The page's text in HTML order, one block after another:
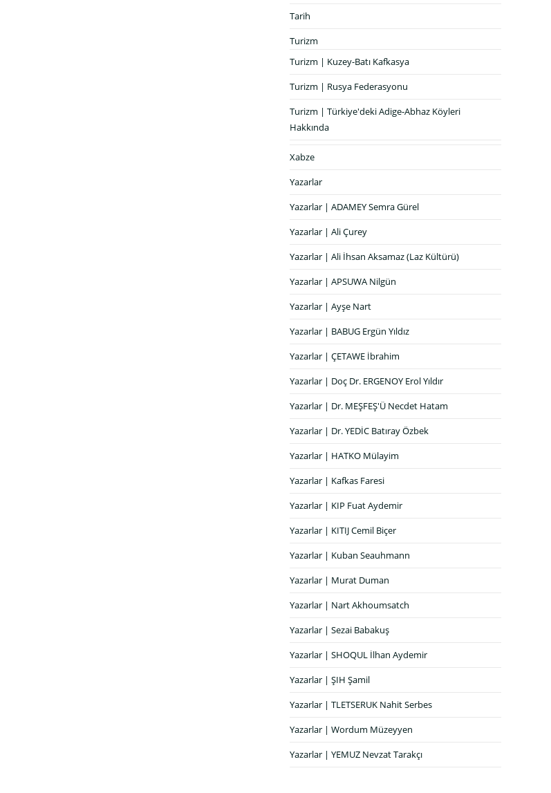
Tarih
Turizm
Turizm | Kuzey-Batı Kafkasya
Turizm | Rusya Federasyonu
Turizm | Türkiye'deki Adige-Abhaz Köyleri
Hakkında
Xabze
Yazarlar
Yazarlar | ADAMEY Semra Gürel
Yazarlar | Ali Çurey
Yazarlar | Ali İhsan Aksamaz (Laz Kültürü)
Yazarlar | APSUWA Nilgün
Yazarlar | Ayşe Nart
Yazarlar | BABUG Ergün Yıldız
Yazarlar | ÇETAWE İbrahim
Yazarlar | Doç Dr. ERGENOY Erol Yıldır
Yazarlar | Dr. MEŞFEŞ'Ü Necdet Hatam
Yazarlar | Dr. YEDİC Batıray Özbek
Yazarlar | HATKO Mülayim
Yazarlar | Kafkas Faresi
Yazarlar | KIP Fuat Aydemir
Yazarlar | KITIJ Cemil Biçer
Yazarlar | Kuban Seauhmann
Yazarlar | Murat Duman
Yazarlar | Nart Akhoumsatch
Yazarlar | Sezai Babakuş
Yazarlar | SHOQUL İlhan Aydemir
Yazarlar | ŞIH Şamil
Yazarlar | TLETSERUK Nahit Serbes
Yazarlar | Wordum Müzeyyen
Yazarlar | YEMUZ Nevzat Tarakçı